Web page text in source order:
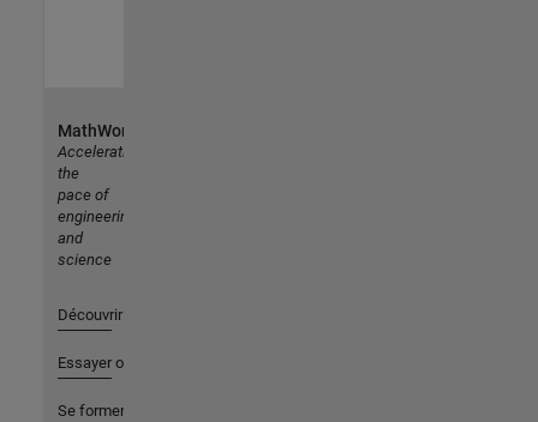
MathWorks
Accelerating
the
pace of
engineering
and
science
Découvrir les produits
Essayer ou acheter
Se former